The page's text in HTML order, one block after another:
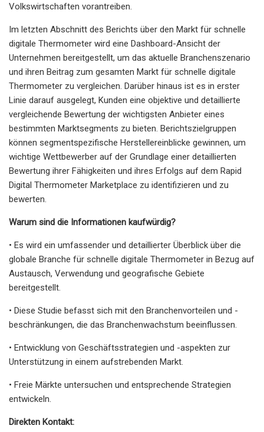
Volkswirtschaften vorantreiben.
Im letzten Abschnitt des Berichts über den Markt für schnelle
digitale Thermometer wird eine Dashboard-Ansicht der
Unternehmen bereitgestellt, um das aktuelle Branchenszenario
und ihren Beitrag zum gesamten Markt für schnelle digitale
Thermometer zu vergleichen. Darüber hinaus ist es in erster
Linie darauf ausgelegt, Kunden eine objektive und detaillierte
vergleichende Bewertung der wichtigsten Anbieter eines
bestimmten Marktsegments zu bieten. Berichtszielgruppen
können segmentspezifische Herstellereinblicke gewinnen, um
wichtige Wettbewerber auf der Grundlage einer detaillierten
Bewertung ihrer Fähigkeiten und ihres Erfolgs auf dem Rapid
Digital Thermometer Marketplace zu identifizieren und zu
bewerten.
Warum sind die Informationen kaufwürdig?
• Es wird ein umfassender und detaillierter Überblick über die
globale Branche für schnelle digitale Thermometer in Bezug auf
Austausch, Verwendung und geografische Gebiete
bereitgestellt.
• Diese Studie befasst sich mit den Branchenvorteilen und -
beschränkungen, die das Branchenwachstum beeinflussen.
• Entwicklung von Geschäftsstrategien und -aspekten zur
Unterstützung in einem aufstrebenden Markt.
• Freie Märkte untersuchen und entsprechende Strategien
entwickeln.
Direkten Kontakt: